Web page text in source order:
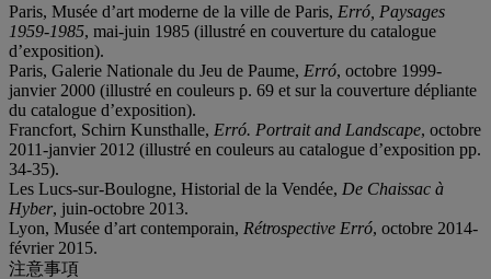
Paris, Musée d’art moderne de la ville de Paris, Erró, Paysages
1959-1985, mai-juin 1985 (illustré en couverture du catalogue
d’exposition).
Paris, Galerie Nationale du Jeu de Paume, Erró, octobre 1999-
janvier 2000 (illustré en couleurs p. 69 et sur la couverture dépliante
du catalogue d’exposition).
Francfort, Schirn Kunsthalle, Erró. Portrait and Landscape, octobre
2011-janvier 2012 (illustré en couleurs au catalogue d’exposition pp.
34-35).
Les Lucs-sur-Boulogne, Historial de la Vendée, De Chaissac à
Hyber, juin-octobre 2013.
Lyon, Musée d’art contemporain, Rétrospective Erró, octobre 2014-
février 2015.
注意事項